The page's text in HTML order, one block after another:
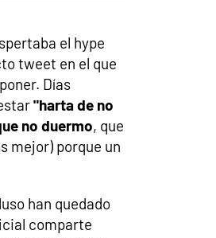
el hype
tweet en el que
Días
"harta de no
no duermo, que
mejor) porque un
han quedado
comparte